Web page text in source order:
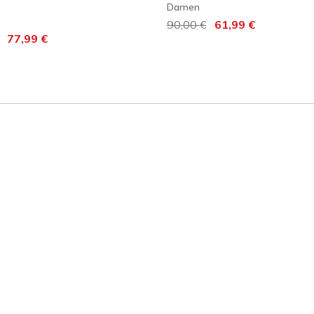
von
77,99 €
Damen
Reduziert von
90,00 € auf
61,99 €